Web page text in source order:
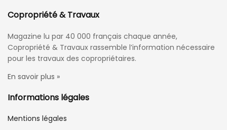
Copropriété & Travaux
Magazine lu par 40 000 français chaque année,
Copropriété & Travaux rassemble l’information nécessaire
pour les travaux des copropriétaires.
En savoir plus »
Informations légales
Mentions légales